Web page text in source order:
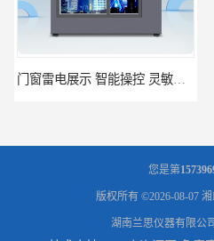
门窗雷电展示 智能操控 灵敏方便
您是第
版权所有 ©2026-08-07 湘
湖南兰思仪器有限公